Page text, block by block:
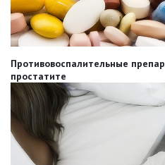
Противовоспалительные
простатите